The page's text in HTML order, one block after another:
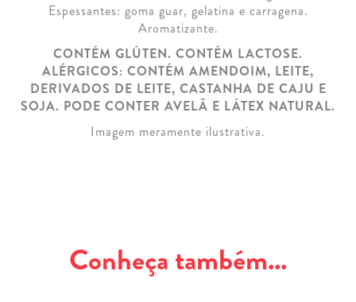
Espessantes: goma guar, gelatina e carragena.
Aromatizante.
CONTÉM GLÚTEN. CONTÉM LACTOSE.
ALÉRGICOS: CONTÉM AMENDOIM, LEITE,
DERIVADOS DE LEITE, CASTANHA DE CAJU E
SOJA. PODE CONTER AVELÃ E LÁTEX NATURAL.
Imagem meramente ilustrativa.
Conheça também...